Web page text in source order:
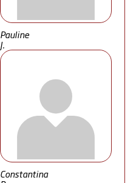
Pauline
J.
Constantina